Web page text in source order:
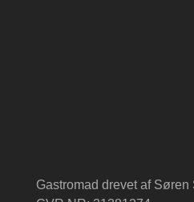
Gastromad drevet af Søren